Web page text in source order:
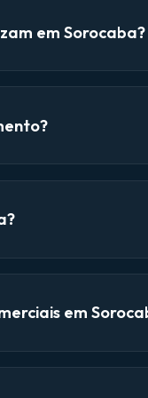
em Sorocaba?
em